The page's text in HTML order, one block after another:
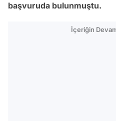
başvuruda bulunmuştu.
İçeriğin